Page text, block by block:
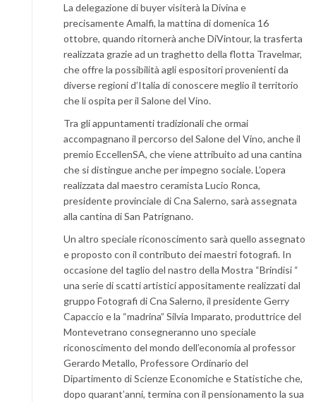
La delegazione di buyer visiterà la Divina e
precisamente Amalfi, la mattina di domenica 16
ottobre, quando ritornerà anche DiVintour, la trasferta
realizzata grazie ad un traghetto della flotta Travelmar,
che offre la possibilità agli espositori provenienti da
diverse regioni d’Italia di conoscere meglio il territorio
che li ospita per il Salone del Vino.
Tra gli appuntamenti tradizionali che ormai
accompagnano il percorso del Salone del Vino, anche il
premio EccellenSA, che viene attribuito ad una cantina
che si distingue anche per impegno sociale. L’opera
realizzata dal maestro ceramista Lucio Ronca,
presidente provinciale di Cna Salerno, sarà assegnata
alla cantina di San Patrignano.
Un altro speciale riconoscimento sarà quello assegnato
e proposto con il contributo dei maestri fotografi. In
occasione del taglio del nastro della Mostra “Brindisi “
una serie di scatti artistici appositamente realizzati dal
gruppo Fotografi di Cna Salerno, il presidente Gerry
Capaccio e la “madrina” Silvia Imparato, produttrice del
Montevetrano consegneranno uno speciale
riconoscimento del mondo dell’economia al professor
Gerardo Metallo, Professore Ordinario del
Dipartimento di Scienze Economiche e Statistiche che,
dopo quarant’anni, termina con il pensionamento la sua